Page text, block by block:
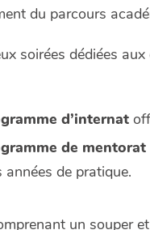
du parcours
soirées dédiées
d’internat
de mentorat
années de pratique.
un souper